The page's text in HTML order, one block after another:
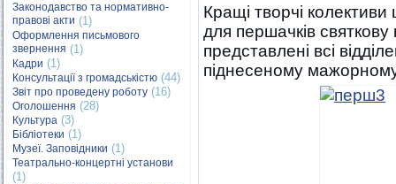
Законодавство та нормативно-
правові акти (1)
Оформлення письмового
звернення (1)
Кадри (1)
Консультації з громадськістю (44)
Звіт про проведену роботу (16)
Оголошення (28)
Культура (3)
Бібліотеки (1)
Музеї. Заповідники (1)
Театрально-концертні установи
(1)
Кращі творчі колективи
для першачків
представлені всі
піднесеному